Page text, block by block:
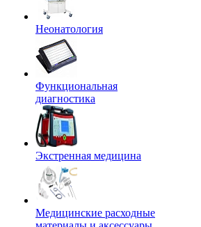
Неонатология
Функциональная
диагностика
Экстренная медицина
Медицинские расходные